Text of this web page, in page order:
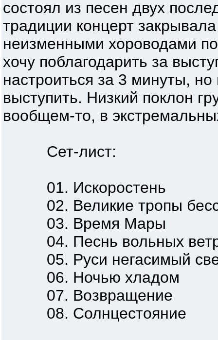
состоял из песен двух
традиции концерт
неизменными хороводами
хочу поблагодарить за
настроиться за 3 минуты,
выступить. Низкий поклон
вообщем-то, в
Сет-лист:
01. Искоростень
02. Великие тропы
03. Время Мары
04. Песнь вольных
05. Руси негасимый
06. Ночью хладом
07. Возвращение
08. Солнцестояние